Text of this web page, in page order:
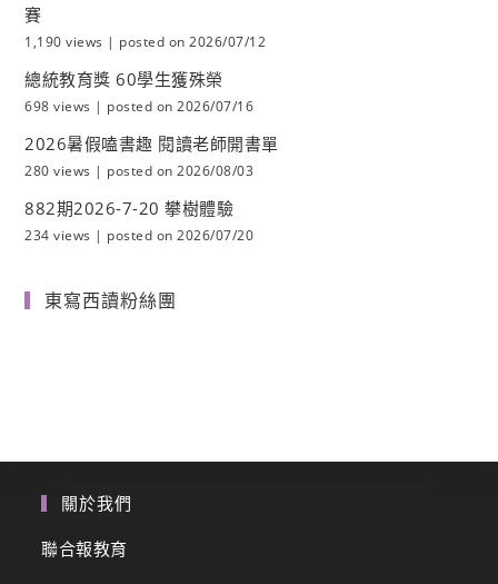
賽
1,190 views | posted on 2026/07/12
總統教育獎 60學生獲殊榮
698 views | posted on 2026/07/16
2026暑假嗑書趣 閱讀老師開書單
280 views | posted on 2026/08/03
882期2026-7-20 攀樹體驗
234 views | posted on 2026/07/20
東寫西讀粉絲團
關於我們
聯合報教育